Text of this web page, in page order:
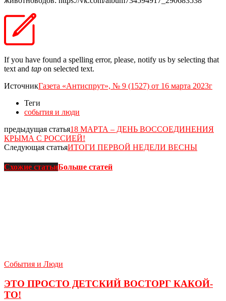
If you have found a spelling error, please, notify us by selecting that
text and tap on selected text.
ИсточникГазета «Антиспрут», № 9 (1527) от 16 марта 2023г
Теги
события и люди
предыдущая статья18 МАРТА – ДЕНЬ ВОССОЕДИНЕНИЯ
КРЫМА С РОССИЕЙ!
Следующая статьяИТОГИ ПЕРВОЙ НЕДЕЛИ ВЕСНЫ
Схожие статьиБольше статей
События и Люди
ЭТО ПРОСТО ДЕТСКИЙ ВОСТОРГ КАКОЙ-
ТО!